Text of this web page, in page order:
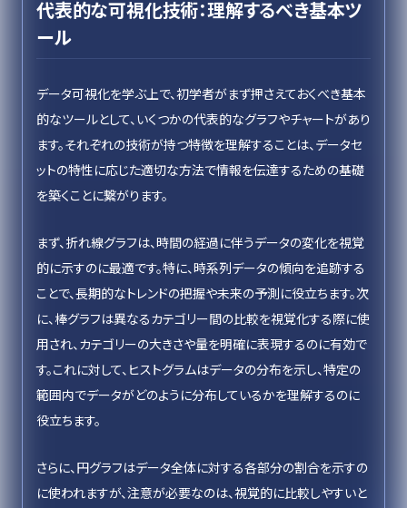
代表的な可視化技術：理解するべき基本ツ
ール
データ可視化を学ぶ上で、初学者がまず押さえておくべき基本
的なツールとして、いくつかの代表的なグラフやチャートがあり
ます。それぞれの技術が持つ特徴を理解することは、データセ
ットの特性に応じた適切な方法で情報を伝達するための基礎
を築くことに繋がります。
まず、折れ線グラフは、時間の経過に伴うデータの変化を視覚
的に示すのに最適です。特に、時系列データの傾向を追跡する
ことで、長期的なトレンドの把握や未来の予測に役立ちます。次
に、棒グラフは異なるカテゴリー間の比較を視覚化する際に使
用され、カテゴリーの大きさや量を明確に表現するのに有効で
す。これに対して、ヒストグラムはデータの分布を示し、特定の
範囲内でデータがどのように分布しているかを理解するのに
役立ちます。
さらに、円グラフはデータ全体に対する各部分の割合を示すの
に使われますが、注意が必要なのは、視覚的に比較しやすいと